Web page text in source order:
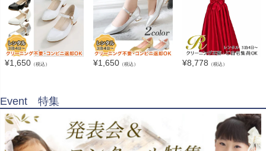
¥1,650 （税込） ¥1,650 （税込） ¥8,778 （税込）
Event 特集